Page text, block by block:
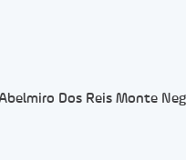
Dos Reis Monte